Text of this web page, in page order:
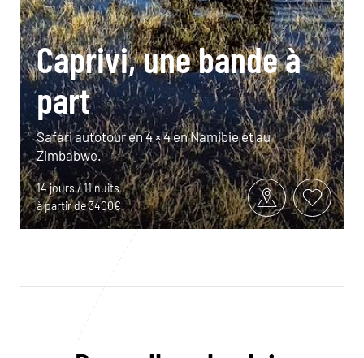
Caprivi, une bande à
part
Safari autotour en 4 × 4 en Namibie et au
Zimbabwe.
14 jours / 11 nuits
à partir de 3400€